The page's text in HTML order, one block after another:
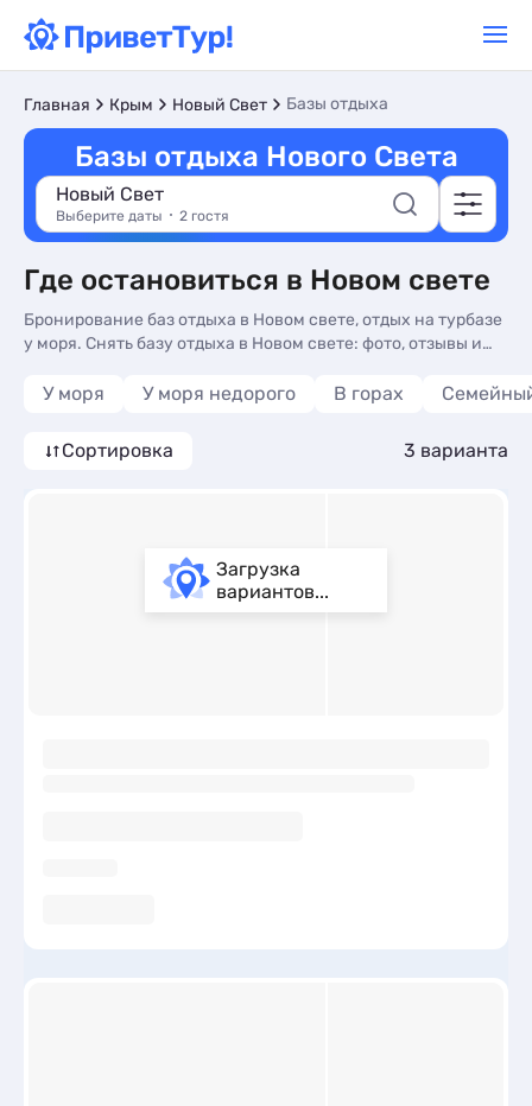
Главная Крым Новый Свет Базы отдыха
Базы отдыха Нового Света
Новый Свет
Выберите даты 2 гостя
Где остановиться в Новом свете
Бронирование баз отдыха в Новом свете, отдых на турбазе
у моря. Снять базу отдыха в Новом свете: фото, отзывы и
с общей кухней, кухней в номере и сменой белья.
У моря У моря недорого В горах
Сортировка 3 варианта
Загрузка
вариантов...